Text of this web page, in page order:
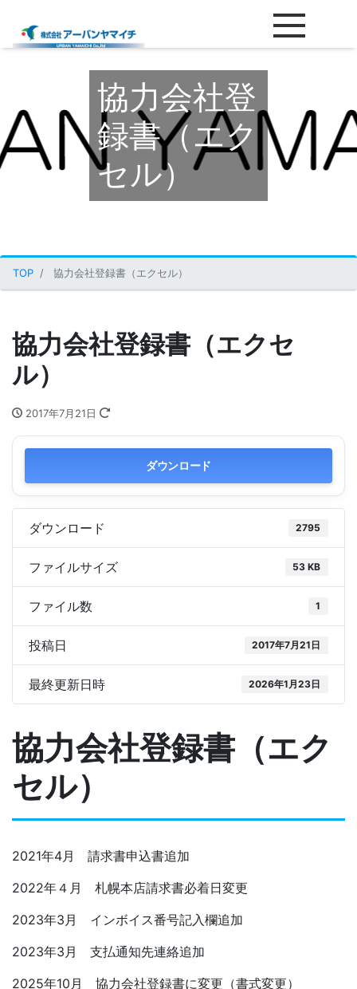
協力会社登
録書（エク
セル）
TOP 協力会社登録書（エクセル）
協力会社登録書（エクセ
ル）
2017年7月21日
ダウンロード
ダウンロード 2795
ファイルサイズ 53 KB
ファイル数 1
投稿日 2017年7月21日
最終更新日時 2026年1月23日
協力会社登録書（エク
セル）
2021年4月 請求書申込書追加
2022年４月 札幌本店請求書必着日変更
2023年3月 インボイス番号記入欄追加
2023年3月 支払通知先連絡追加
2025年10月 協力会社登録書に変更（書式変更）